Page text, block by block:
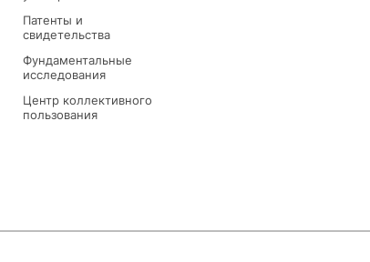
Патенты и
свидетельства
Фундаментальные
исследования
Центр коллективного
пользования